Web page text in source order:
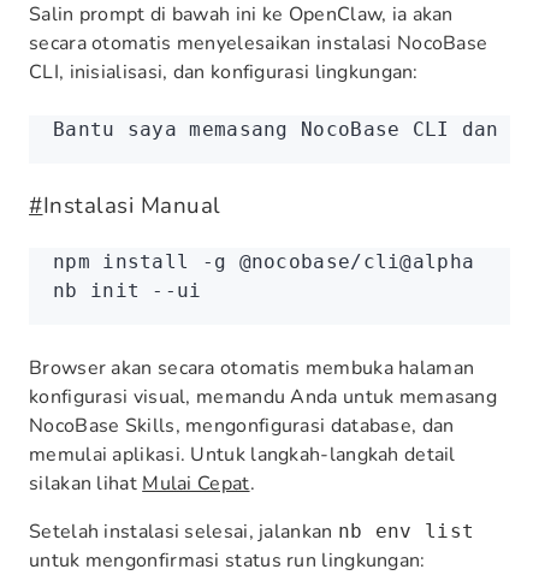
Salin prompt di bawah ini ke OpenClaw, ia akan
secara otomatis menyelesaikan instalasi NocoBase
CLI, inisialisasi, dan konfigurasi lingkungan:
Bantu saya memasang NocoBase CLI
#Instalasi Manual
npm install -g @nocobase/cli@alpha
nb init --ui
Browser akan secara otomatis membuka halaman
konfigurasi visual, memandu Anda untuk memasang
NocoBase Skills, mengonfigurasi database, dan
memulai aplikasi. Untuk langkah-langkah detail
silakan lihat Mulai Cepat.
Setelah instalasi selesai, jalankan nb env list
untuk mengonfirmasi status run lingkungan: